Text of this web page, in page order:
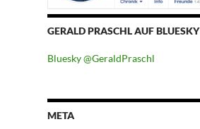
GERALD PRASCHL AUF BLUESKY
Bluesky @GeraldPraschl
META